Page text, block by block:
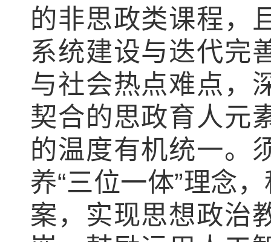
的非思政类课程，
系统建设与迭代完
与社会热点难点，
契合的思政育人元
的温度有机统一。
养“三位一体”理念
案，实现思想政治